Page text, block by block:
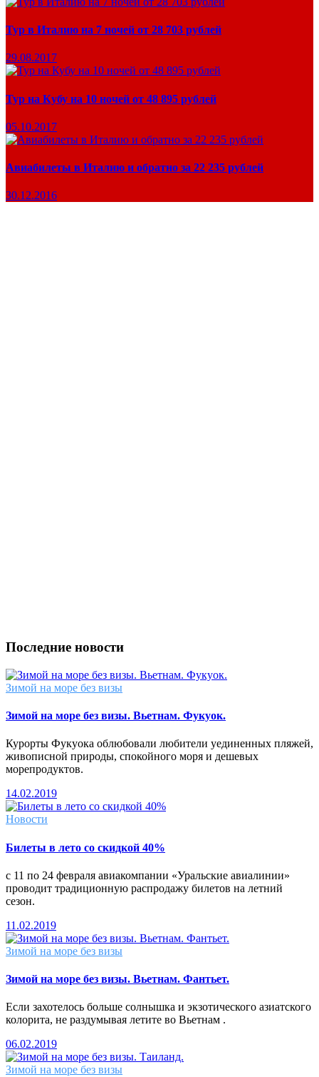
Тур в Италию на 7 ночей от 28 703 рублей
29.08.2017
Тур на Кубу на 10 ночей от 48 895 рублей
05.10.2017
Авиабилеты в Италию и обратно за 22 235 рублей
30.12.2016
Последние новости
Зимой на море без визы
Зимой на море без визы. Вьетнам. Фукуок.
Курорты Фукуока облюбовали любители уединенных пляжей,
живописной природы, спокойного моря и дешевых
морепродуктов.
14.02.2019
Новости
Билеты в лето со скидкой 40%
с 11 по 24 февраля авиакомпании «Уральские авиалинии»
проводит традиционную распродажу билетов на летний
сезон.
11.02.2019
Зимой на море без визы
Зимой на море без визы. Вьетнам. Фантьет.
Если захотелось больше солнышка и экзотического азиатского
колорита, не раздумывая летите во Вьетнам .
06.02.2019
Зимой на море без визы